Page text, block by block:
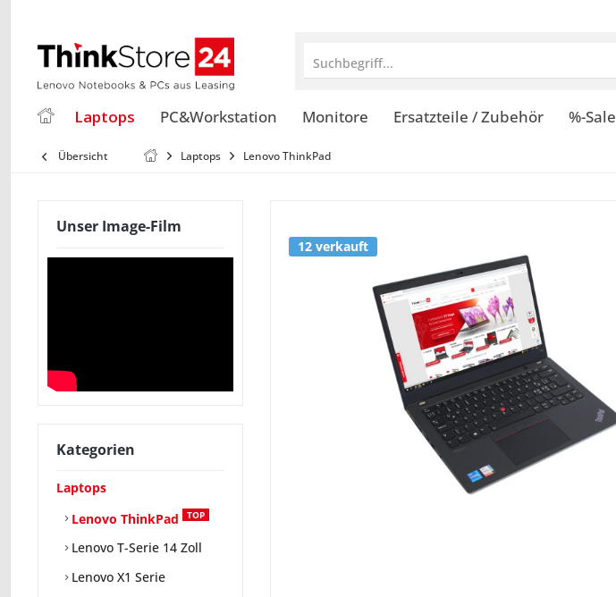
Suchbegriff...
Laptops PC&Workstation Monitore Ersatzteile / Zubehör %-Sale
Übersicht Laptops Lenovo ThinkPad
Unser Image-Film
Kategorien
Laptops
Lenovo ThinkPad
TOP
Lenovo T-Serie 14 Zoll
Lenovo X1 Serie
12 verkauft